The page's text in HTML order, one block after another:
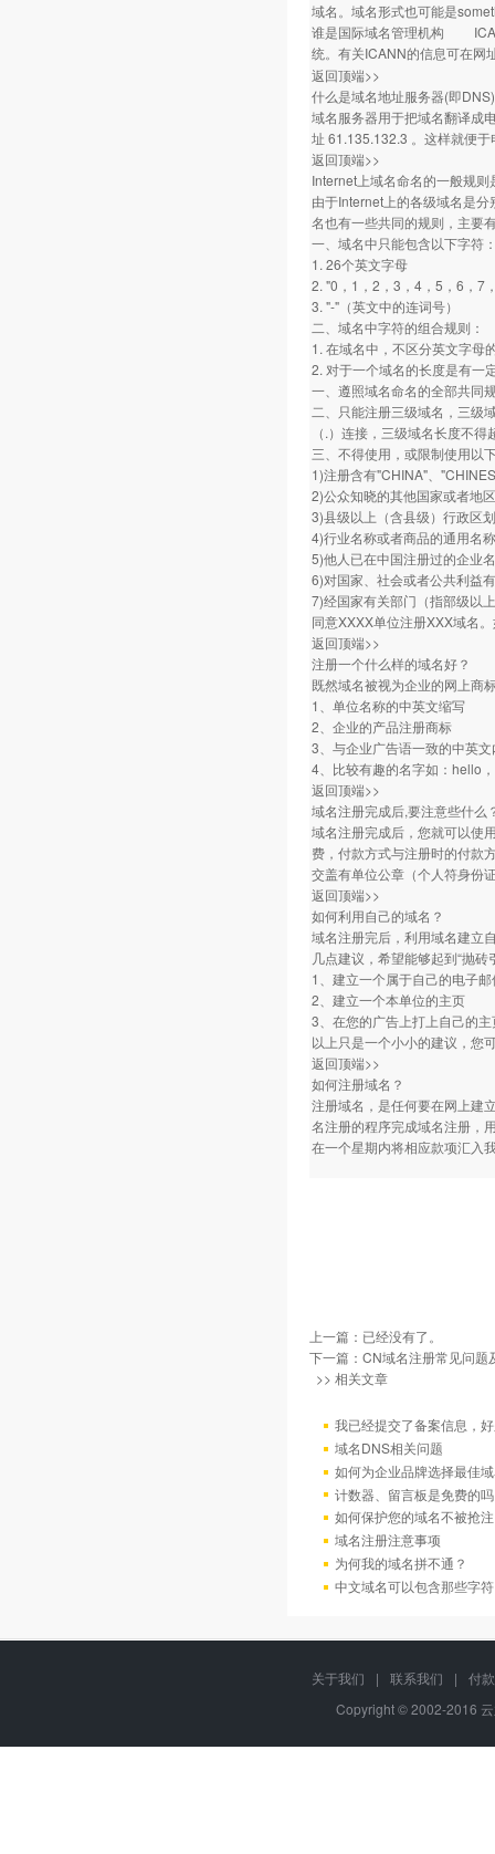
域名。域名形式也可能是
谁是国际域名管理机构
统。有关ICANN的信息可在网
返回顶端>>
什么是域名地址服务器(即DNS)
域名服务器用于把域名翻译成
址 61.135.132.3 。这样就便
返回顶端>>
Internet上域名命名的一般规则
由于Internet上的各级域名是
名也有一些共同的规则，主要
一、域名中只能包含以下字符
1. 26个英文字母
2. "0，1，2，3，4，5，6，7
3. "-"（英文中的连词号）
二、域名中字符的组合规则：
1. 在域名中，不区分英文字母
2. 对于一个域名的长度是有一
一、遵照域名命名的全部共同
二、只能注册三级域名，三级
（.）连接，三级域名长度不
三、不得使用，或限制使用以
1)注册含有"CHINA"、
2)公众知晓的其他国家或者地
3)县级以上（含县级）行政区
4)行业名称或者商品的通用名
5)他人已在中国注册过的企业
6)对国家、社会或者公共利益
7)经国家有关部门（指部级以
同意XXXX单位注册XXX域名
返回顶端>>
注册一个什么样的域名好？
既然域名被视为企业的网上商
1、单位名称的中英文缩写
2、企业的产品注册商标
3、与企业广告语一致的中英
4、比较有趣的名字如：hello
返回顶端>>
域名注册完成后,要注意些什么
域名注册完成后，您就可以使
费，付款方式与注册时的付款
交盖有单位公章（个人符身份
返回顶端>>
如何利用自己的域名？
域名注册完后，利用域名建立
几点建议，希望能够起到“抛砖
1、建立一个属于自己的电子
2、建立一个本单位的主页
3、在您的广告上打上自己的
以上只是一个小小的建议，您
返回顶端>>
如何注册域名？
注册域名，是任何要在网上建
名注册的程序完成域名注册，
在一个星期内将相应款项汇入
上一篇：已经没有了。
下一篇： CN域名注册常见问题
>> 相关文章
我已经提交了备案信息，
域名DNS相关问题
如何为企业品牌选择最佳
计数器、留言板是免费的
如何保护您的域名不被抢注
域名注册注意事项
为何我的域名拼不通？
中文域名可以包含那些字
关于我们 | 联系我们 |
付
Copyright © 2002-2016